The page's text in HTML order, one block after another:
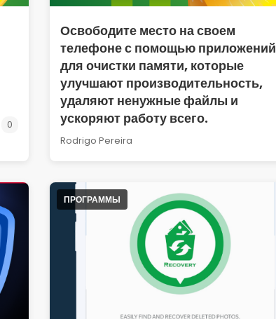
0
Освободите место на своем
телефоне с помощью приложений
для очистки памяти, которые
улучшают производительность,
удаляют ненужные файлы и
ускоряют работу всего.
Rodrigo Pereira
ПРОГРАММЫ